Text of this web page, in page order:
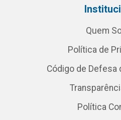
Quem
Política de
Código de Defesa
Política